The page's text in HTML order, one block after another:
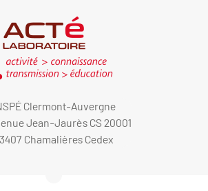
Clermont-Auvergne
Jean-Jaurès CS 20001
Chamalières Cedex